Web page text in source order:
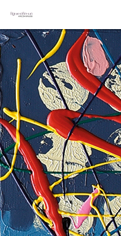
Продължете
към
съдържанието